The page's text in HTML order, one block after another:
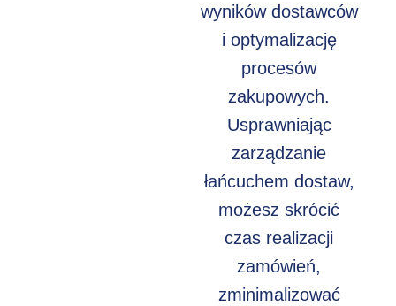
wyników dostawców
i optymalizację
procesów
zakupowych.
Usprawniając
zarządzanie
łańcuchem dostaw,
możesz skrócić
czas realizacji
zamówień,
zminimalizować